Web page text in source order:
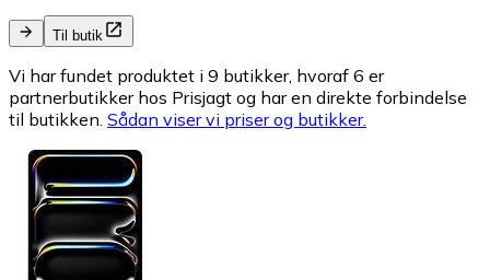
Til butik
Vi har fundet produktet i 9 butikker, hvoraf 6 er
partnerbutikker hos Prisjagt og har en direkte forbindelse
til butikken. Sådan viser vi priser og butikker.